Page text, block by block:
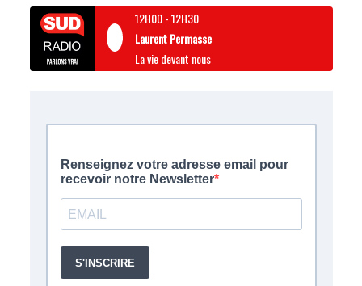
12H00-12H30
Laurent Permasse
La vie devant nous